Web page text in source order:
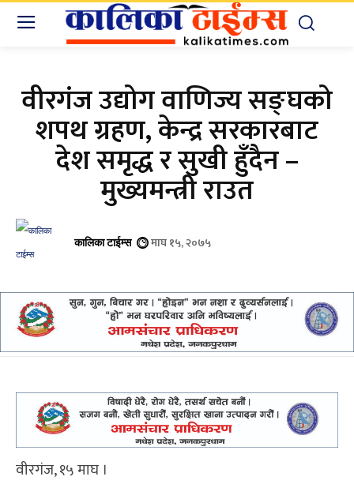
वीरगंज उद्योग वाणिज्य सङ्घको
शपथ ग्रहण, केन्द्र सरकारबाट
देश समृद्ध र सुखी हुँदैन –
मुख्यमन्त्री राउत
कालिका टाईम्स माघ १५, २०७५
वीरगंज, १५ माघ ।